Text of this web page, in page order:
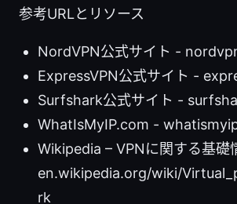
参考URLとリソース
NordVPN公式サイト -
ExpressVPN公式サイト -
Surfshark公式サイト -
WhatIsMyIP.com -
Wikipedia – VPNに関する基礎
en.wikipedia.org/wiki/
rk